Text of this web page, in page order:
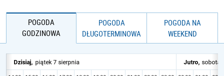
POGODA
GODZINOWA
POGODA
DŁUGOTERMINOWA
POGODA NA
WEEKEND